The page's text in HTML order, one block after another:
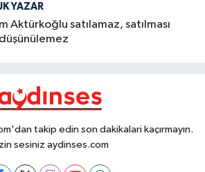
YAZAR
Aktürkoğlu satılamaz, satılması
takip edin son dakikalari kaçırmayın.
sesiniz aydinses.com